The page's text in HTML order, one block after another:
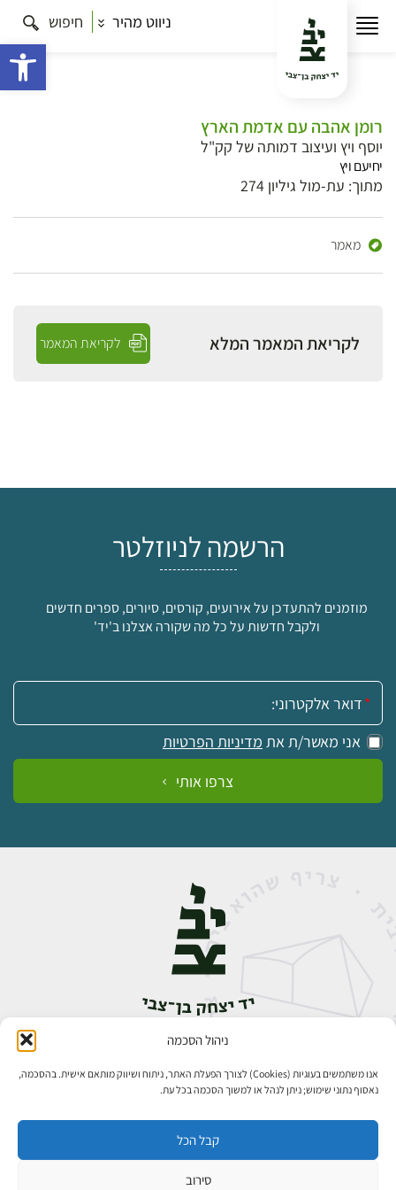
ניהול הסכמה
אנו משתמשים בעוגיות (Cookies) לצורך הפעלת האתר, ניתוח ושיווק מותאם אישית. בהסכמה,
נאסוף נתוני שימוש; ניתן לנהל או למשוך הסכמה בכל עת.
קבל הכל
סירוב
ניווט מהיר חיפוש
רומן אהבה עם אדמת הארץ
יוסף ויץ ועיצוב דמותה של קק"ל
יחיעם ויץ
מתוך: עת-מול גיליון 274
מאמר
לקריאת המאמר המלא לקריאת המאמר
הרשמה לניוזלטר
מוזמנים להתעדכן על אירועים, קורסים, סיורים, ספרים חדשים
ולקבל חדשות על כל מה שקורה אצלנו ב'יד'
אימייל:
אני מאשר/ת את מדיניות הפרטיות
צרפו אותי
אבן גבירול 14, רחביה, ירושלים